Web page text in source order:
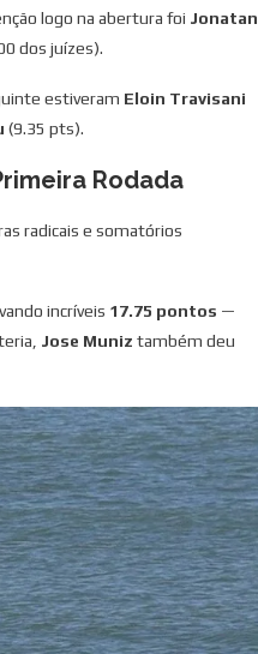
logo na abertura foi Jonatan
dos juízes).
estiveram Eloin Travisani
(9.35 pts).
Rodada
radicais e somatórios
incríveis 17.75 pontos —
Jose Muniz também deu